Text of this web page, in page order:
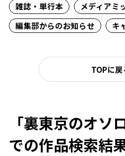
雑誌・単行本
メディアミ
編集部からのお知らせ
キ
TOPに戻
「裏東京のオソ
での作品検索結